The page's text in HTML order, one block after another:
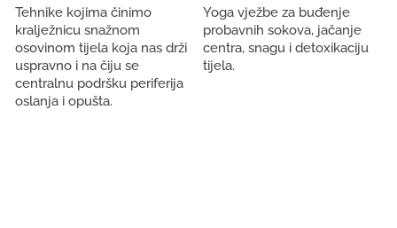
Tehnike kojima činimo
kralježnicu snažnom
osovinom tijela koja nas drži
uspravno i na čiju se
centralnu podršku periferija
oslanja i opušta.
Yoga vježbe za buđenje
probavnih sokova, jačanje
centra, snagu i detoxikaciju
tijela.